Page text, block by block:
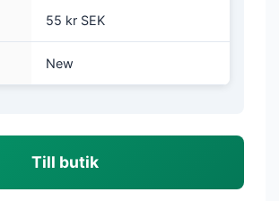
55 kr SEK
New
Till butik